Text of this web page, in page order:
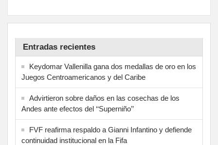
Entradas recientes
Keydomar Vallenilla gana dos medallas de oro en los
Juegos Centroamericanos y del Caribe
Advirtieron sobre daños en las cosechas de los
Andes ante efectos del ‘‘Superniño’’
FVF reafirma respaldo a Gianni Infantino y defiende
continuidad institucional en la Fifa